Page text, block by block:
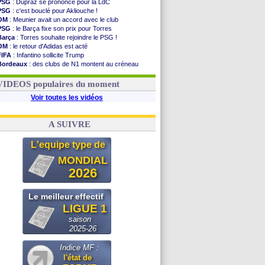
: Dupraz se prononce pour la LdC
: c'est bouclé pour Akliouche !
: Meunier avait un accord avec le club
: le Barça fixe son prix pour Torres
: Torres souhaite rejoindre le PSG !
: le retour d'Adidas est acté
: Infantino sollicite Trump
: des clubs de N1 montent au créneau
: le démenti de Leipzig pour Diomandé
populaires du moment
Voir toutes les vidéos
A SUIVRE
L'equipe type de
MONDIAL
2026
Le meilleur effectif
LIGUE 1
saison
2025-26
Indice MF :
l'état de